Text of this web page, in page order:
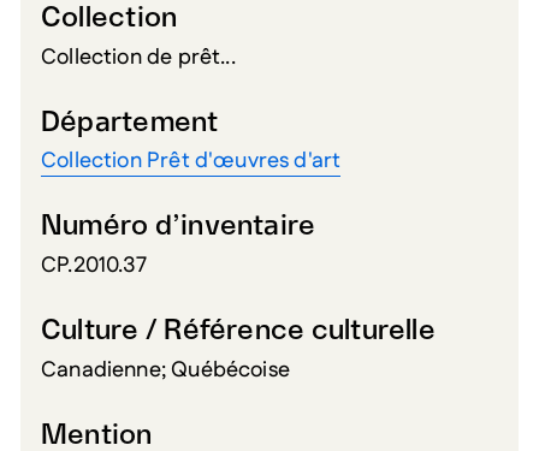
Collection
Collection de prêt...
Département
Collection Prêt d'œuvres d'art
Numéro d’inventaire
CP.2010.37
Culture / Référence culturelle
Canadienne; Québécoise
Mention